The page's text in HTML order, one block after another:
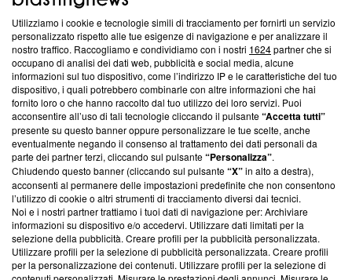
Questa sezione offre informazioni trasparenti su Blasting
News, sui nostri processi editoriali e su come ci impegniamo a
creare news di qualità. Inoltre, afferma la nostra aderenza a
‘Trust Project - News with Integrity’Blasting News non è
ancora membro del programma, ma ha richiesto di farne
parte; Trust Project non ha ancora effettuato una verifica di
conformità agli standard.
Su di noi
Team editoriale
Corporate
Redazione
Informativa Privacy
Utilizziamo i cookie e tecnologie simili di tracciamento per fornirti un servizio
personalizzato rispetto alle tue esigenze di navigazione e per analizzare il
nostro traffico. Raccogliamo e condividiamo con i nostri 1624partner che si
occupano di analisi dei dati web, pubblicità e social media, alcune
informazioni sul tuo dispositivo, come l’indirizzo IP e le caratteristiche del tuo
dispositivo, i quali potrebbero combinarle con altre informazioni che hai
fornito loro o che hanno raccolto dal tuo utilizzo dei loro servizi. Puoi
acconsentire all’uso di tali tecnologie cliccando il pulsante“Accetta tutti”
presente su questo banner oppure personalizzare le tue scelte, anche
eventualmente negando il consenso al trattamento dei dati personali da
parte dei partner terzi, cliccando sul pulsante“Personalizza”.
Chiudendo questo banner (cliccando sul pulsante“X”in alto a destra),
acconsenti al permanere delle impostazioni predefinite che non consentono
l’utilizzo di cookie o altri strumenti di tracciamento diversi dai tecnici.
Noi e i nostri partner trattiamo i tuoi dati di navigazione per: Archiviare
informazioni su dispositivo e/o accedervi. Utilizzare dati limitati per la
selezione della pubblicità. Creare profili per la pubblicità personalizzata.
Utilizzare profili per la selezione di pubblicità personalizzata. Creare profili
per la personalizzazione dei contenuti. Utilizzare profili per la selezione di